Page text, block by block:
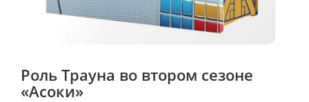
Роль Трауна во втором сезоне
«Асоки»